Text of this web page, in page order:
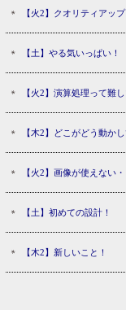
【火2】クオリティアッ
【土】やる気いっぱい！
【火2】演算処理って難
【木2】どこがどう動か
【火2】画像が使えない・
【土】初めての設計！
【木2】新しいこと！